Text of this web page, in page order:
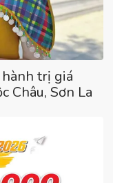
trị giá
Châu, Sơn La